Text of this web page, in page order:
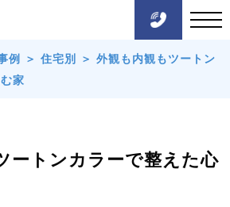
例 ＞ 住宅別 ＞ 外観も内観もツートン
家
ートンカラーで整えた心